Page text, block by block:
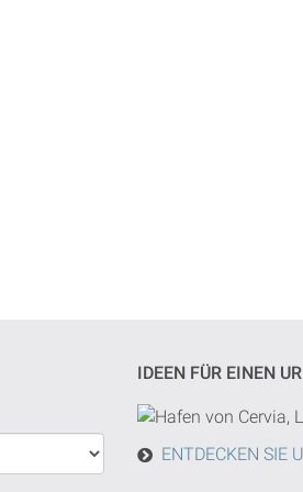
IDEEN FÜR EINEN
ENTDECKEN SIE